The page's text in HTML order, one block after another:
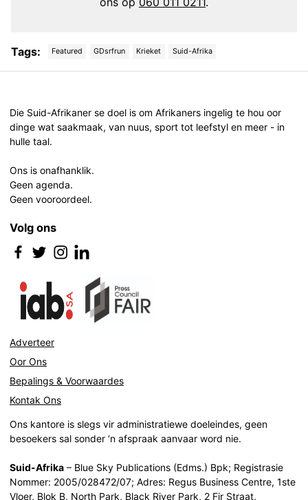
Tags: Featured GDsrfrun Krieket Suid-Afrika
Die Suid-Afrikaner se doel is om Afrikaners ingelig te hou oor
dinge wat saakmaak, van nuus, sport tot leefstyl en meer - in
hulle taal.
Ons is onafhanklik.
Geen agenda.
Geen vooroordeel.
Volg ons
Adverteer
Oor Ons
Bepalings & Voorwaardes
Kontak Ons
Ons kantore is slegs vir administratiewe doeleindes, geen
besoekers sal sonder ‘n afspraak aanvaar word nie.
Suid-Afrika – Blue Sky Publications (Edms.) Bpk; Registrasie
Nommer: 2005/028472/07; Adres: Regus Business Centre, 1ste
Vloer, Blok B, North Park, Black River Park, 2 Fir Straat,